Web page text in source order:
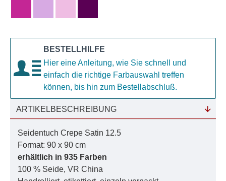
BESTELLHILFE
Hier eine Anleitung, wie Sie schnell und
einfach die richtige Farbauswahl treffen
können, bis hin zum Bestellabschluß.
ARTIKELBESCHREIBUNG
Seidentuch Crepe Satin 12.5
Format: 90 x 90 cm
erhältlich in 935 Farben
100 % Seide, VR China